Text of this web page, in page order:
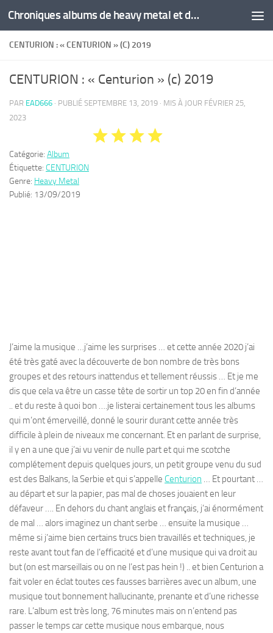
Skip to content Chroniques albums de heavy metal et de hard rock
CENTURION : « CENTURION » (C) 2019
CENTURION : « Centurion » (c) 2019
PAR EAD666 · PUBLIÉ SEPTEMBRE 13, 2019 · MIS À JOUR FÉVRIER 25,
2023
Catégorie: Album
Étiquette: CENTURION
Genre: Heavy Metal
Publié: 13/09/2019
J’aime la musique …j’aime les surprises … et cette année 2020 j’ai
été très gaté avec la découverte de bon nombre de très bons
groupes et des retours inattendus et tellement réussis … Et je me
dis que cela va être un casse tête de sortir un top 20 en fin d’année
.. et du reste à quoi bon ….je listerai certainement tous les albums
qui m’ont émerveillé, donné le sourir durant cette année très
difficile à plein de niveaux me concernant. Et en parlant de surprise,
il y en a une que j’ai vu venir de nulle part et qui me scotche
complétement depuis quelques jours, un petit groupe venu du sud
est des Balkans, la Serbie et qui s’appelle Centurion … Et pourtant …
au départ et sur la papier, pas mal de choses jouaient en leur
défaveur …. En dehors du chant anglais et français, j’ai énormément
de mal … alors imaginez un chant serbe … ensuite la musique …
même si j’aime bien certains trucs bien travaillés et techniques, je
reste avant tout fan de l’efficacité et d’une musique qui va droit au
but (on est marseillais ou on ne l’est pas hein !) .. et bien Centurion a
fait voler en éclat toutes ces fausses barrières avec un album, une
musique tout bonnement hallucinante, prenante et d’une richesse
rare. L’album est très long, 76 minutes mais on n’entend pas
passer le temps car cette musique nous embarque, nous